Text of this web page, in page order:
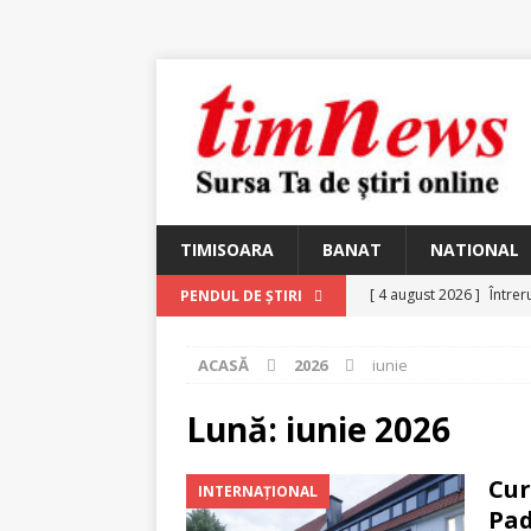
TIMISOARA BANAT NATIONAL
PENDUL DE ȘTIRI [ 4 august 2026 ]
25 martie 1926 – fugit
[ 2 august 2026 ]
Ungureanu,
ACASĂ 2026 iunie
Lună: iunie 2026
INTERNAȚIONAL